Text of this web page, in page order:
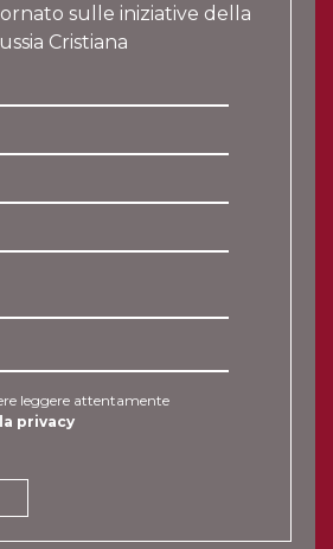
sulle iniziative della
Cristiana
leggere attentamente
privacy